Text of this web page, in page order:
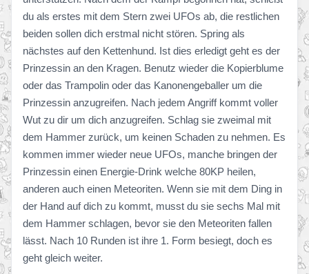
du als erstes mit dem Stern zwei UFOs ab, die restlichen
beiden sollen dich erstmal nicht stören. Spring als
nächstes auf den Kettenhund. Ist dies erledigt geht es der
Prinzessin an den Kragen. Benutz wieder die Kopierblume
oder das Trampolin oder das Kanonengeballer um die
Prinzessin anzugreifen. Nach jedem Angriff kommt voller
Wut zu dir um dich anzugreifen. Schlag sie zweimal mit
dem Hammer zurück, um keinen Schaden zu nehmen. Es
kommen immer wieder neue UFOs, manche bringen der
Prinzessin einen Energie-Drink welche 80KP heilen,
anderen auch einen Meteoriten. Wenn sie mit dem Ding in
der Hand auf dich zu kommt, musst du sie sechs Mal mit
dem Hammer schlagen, bevor sie den Meteoriten fallen
lässt. Nach 10 Runden ist ihre 1. Form besiegt, doch es
geht gleich weiter.